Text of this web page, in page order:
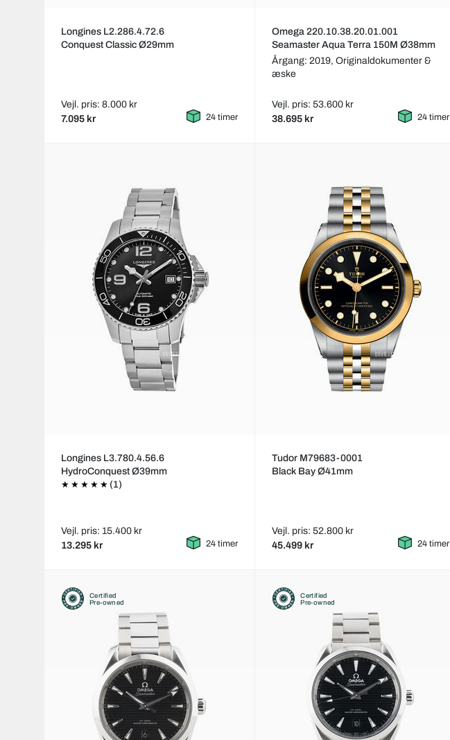
Longines L2.286.4.72.6
Conquest Classic Ø29mm
Vejl. pris: 8.000 kr
7.095 kr 24 timer
Omega 220.10.38.20.01.001
Seamaster Aqua Terra 150M Ø38mm
Årgang: 2019,Originaldokumenter &
æske
Vejl. pris: 53.600 kr
38.695 kr 24 timer
Longines L3.780.4.56.6
HydroConquest Ø39mm
(1)
Vejl. pris: 15.400 kr
13.295 kr 24 timer
Tudor M79683-0001
Black Bay Ø41mm
Vejl. pris: 52.800 kr
45.499 kr 24 timer
Certified
Pre-owned
Certified
Pre-owned